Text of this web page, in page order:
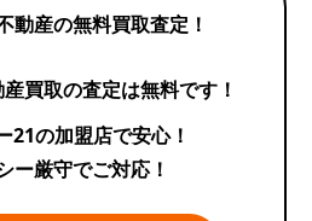
動産の無料買取査定！
買取の査定は無料です！
21の加盟店で安心！
ー厳守でご対応！